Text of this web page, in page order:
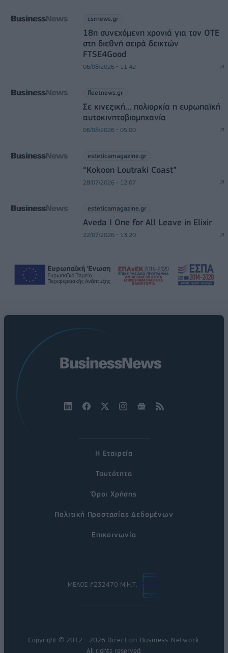
csrnews.gr
18η συνεχόμενη χρονιά για τον ΟΤΕ
στη διεθνή σειρά δεικτών
FTSE4Good
06/08/2026 - 11:42
fleetnews.gr
Σε κινεζική… πολιορκία η ευρωπαϊκή
αυτοκινητοβιομηχανία
06/08/2026 - 05:00
esteticamagazine.gr
“Kokoon Loutraki Coast”
28/07/2026 - 12:07
esteticamagazine.gr
Aveda I One for All Leave in Elixir
22/07/2026 - 13:20
Η Εταιρεία
Ταυτότητα
Όροι Χρήσης
Πολιτική Προστασίας Δεδομένων
Επικοινωνία
ΜΕΛΟΣ #232470 Μ.Η.Τ.
Copyright © 2012 - 2026 Direction Business Network
All rights reserved.